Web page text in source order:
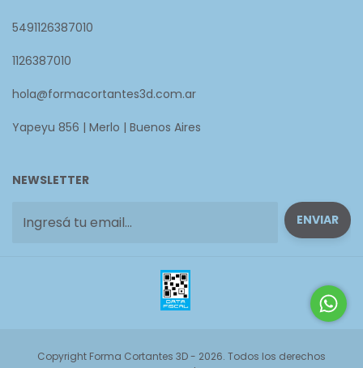
5491126387010
1126387010
hola@formacortantes3d.com.ar
Yapeyu 856 | Merlo | Buenos Aires
NEWSLETTER
Copyright Forma Cortantes 3D - 2026. Todos los derechos